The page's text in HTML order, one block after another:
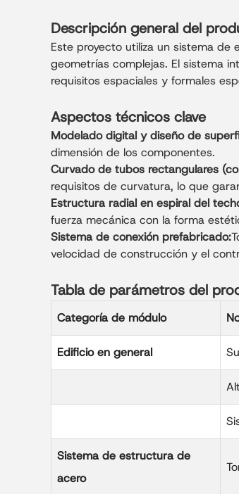
Descripción general del
Este proyecto utiliza un sistema
geometrías complejas. El sistema
requisitos espaciales y formales
Aspectos técnicos clave
Modelado digital y diseño de
dimensión de los componentes.
Curvado de tubos rectangulares
requisitos de curvatura, lo que
Estructura radial en espiral del
fuerza mecánica con la forma
Sistema de conexión prefabricado:
velocidad de construcción y el
Tabla de parámetros del
Categoría de módulo
Edificio en general
Sistema de estructura de
acero